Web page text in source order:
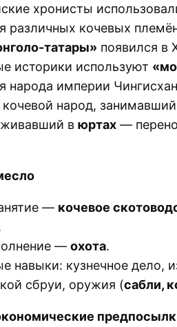
хронисты
различных кочевых
татары» появился в
историки используют
народа империи
народ,
в юртах —
— кочевое
— охота.
навыки: кузнечное дело,
сбруи, оружия (сабли,